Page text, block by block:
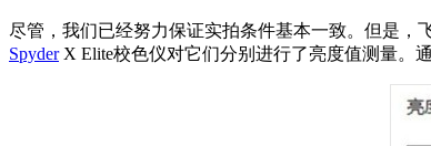
尽管，我们已经努力保证实拍条件基本一致。但是，
SpyderX Elite校色仪对它们分别进行了亮度值测量。